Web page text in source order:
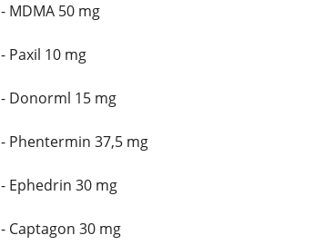
- MDMA 50 mg
- Paxil 10 mg
- Donorml 15 mg
- Phentermin 37,5 mg
- Ephedrin 30 mg
- Captagon 30 mg